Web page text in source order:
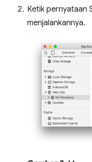
Ketik pernyataan
menjalankannya.